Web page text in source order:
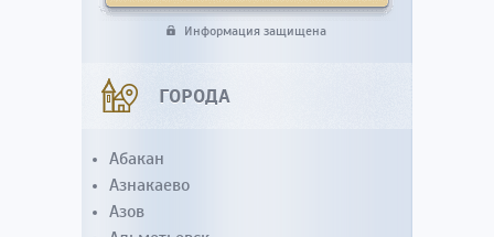
Информация защищена
ГОРОДА
Абакан
Азнакаево
Азов